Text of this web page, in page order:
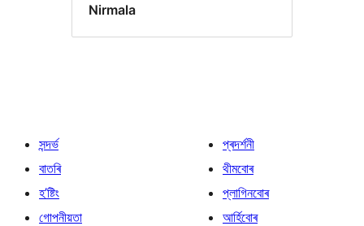
Nirmala
সন্দৰ্ভ
বাতৰি
হ’ষ্টিং
গোপনীয়তা
প্ৰদৰ্শনী
থীমবোৰ
প্লাগিনবোৰ
আৰ্হিবোৰ